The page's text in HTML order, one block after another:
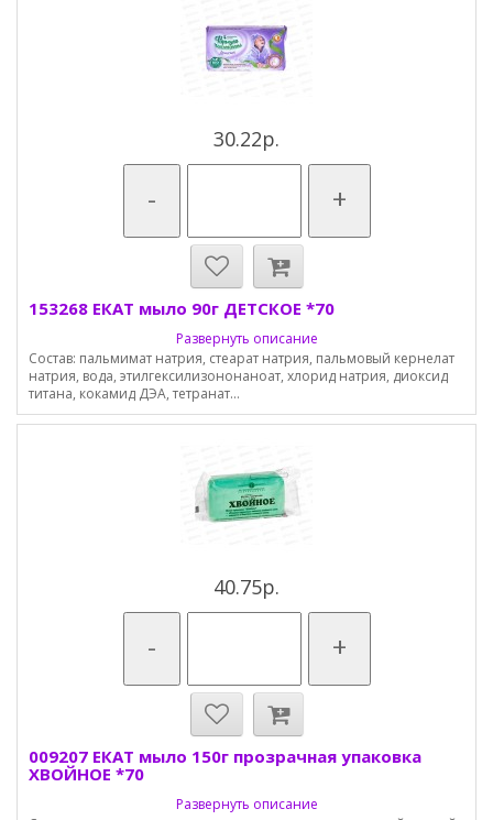
30.22р.
- +
153268 ЕКАТ мыло 90г ДЕТСКОЕ *70
Развернуть описание
Состав: пальмимат натрия, стеарат натрия, пальмовый кернелат
натрия, вода, этилгексилизононаноат, хлорид натрия, диоксид
титана, кокамид ДЭА, тетранат...
40.75р.
- +
009207 ЕКАТ мыло 150г прозрачная упаковка
ХВОЙНОЕ *70
Развернуть описание